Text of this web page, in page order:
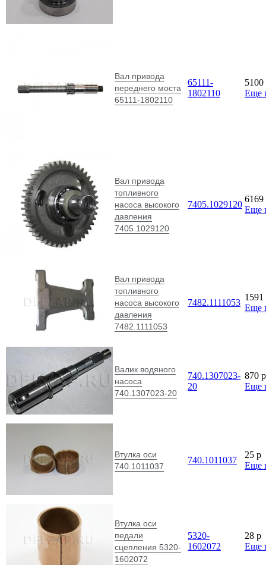
Вал привода
переднего моста
65111-1802110
65111-
1802110
5100
Еще
Вал привода
топливного
насоса высокого
давления
7405.1029120
7405.1029120
6169
Еще
Вал привода
топливного
насоса высокого
давления
7482.1111053
7482.1111053
1591
Еще
Валик водяного
насоса
740.1307023-20
740.1307023-
20
870 p
Еще
Втулка оси
740.1011037
740.1011037
25 p
Еще
Втулка оси
педали
сцепления 5320-
1602072
5320-
1602072
28 p
Еще